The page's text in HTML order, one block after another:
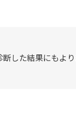
断した結果にもよ